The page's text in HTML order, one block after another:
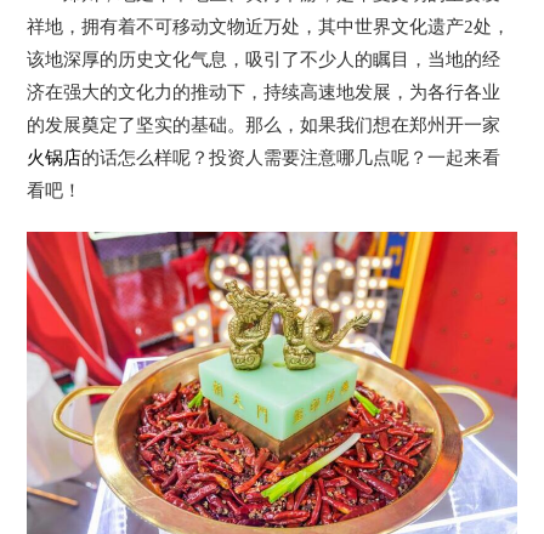
祥地，拥有着不可移动文物近万处，其中世界文化遗产2处，
该地深厚的历史文化气息，吸引了不少人的瞩目，当地的经
济在强大的文化力的推动下，持续高速地发展，为各行各业
的发展奠定了坚实的基础。那么，如果我们想在郑州开一家
火锅店的话怎么样呢？投资人需要注意哪几点呢？一起来看
看吧！